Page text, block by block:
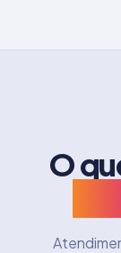
O